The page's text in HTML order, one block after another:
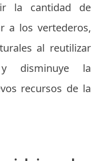
la cantidad de
a los vertederos,
al reutilizar
y disminuye la
recursos de la